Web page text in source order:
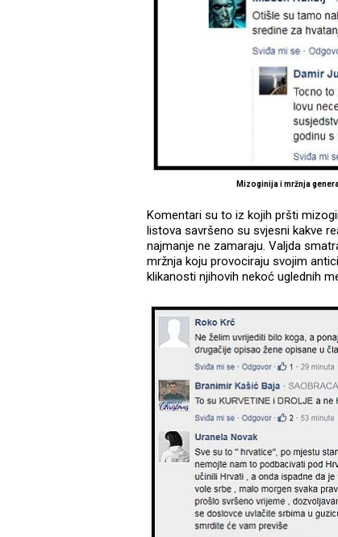
Mizoginija i mržnja
Komentari su to iz kojih pršti
listova savršeno su svjesni kakve
najmanje ne zamaraju. Valjda
mržnja koju provociraju svojim
klikanosti njihovih nekoć uglednih